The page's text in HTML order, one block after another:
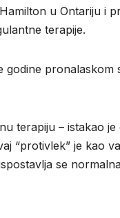
u Ontariju i
terapije.
pronalaskom
terapiju – istakao
“protivlek” je kao
se